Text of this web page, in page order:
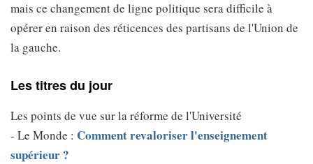
mais ce changement de ligne politique sera difficile à
opérer en raison des réticences des partisans de l'Union de
la gauche.
Les titres du jour
Les points de vue sur la réforme de l'Université
- Le Monde : Comment revaloriser l'enseignement
supérieur ?